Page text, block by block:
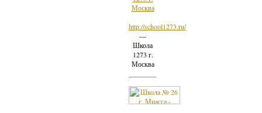
http://school1273.ru/
—
Школа
1273 г.
Москва